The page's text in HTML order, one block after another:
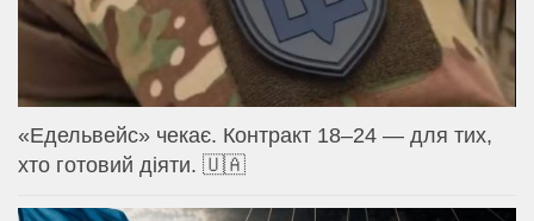
«Едельвейс» чекає. Контракт 18–24 — для тих,
хто готовий діяти. 🇺🇦